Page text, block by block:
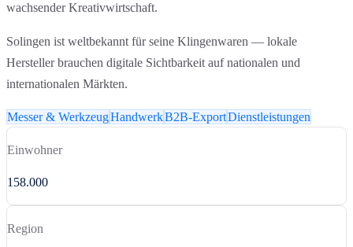
wachsender Kreativwirtschaft.
Solingen ist weltbekannt für seine Klingenwaren — lokale
Hersteller brauchen digitale Sichtbarkeit auf nationalen und
internationalen Märkten.
Messer & WerkzeugHandwerkB2B-ExportDienstleistungen
Einwohner
158.000
Region